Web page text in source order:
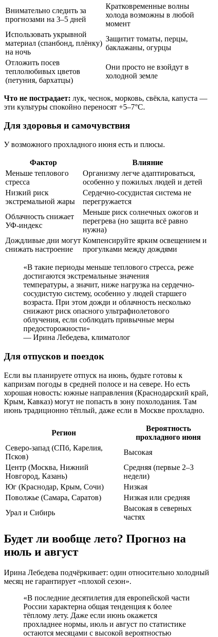
Внимательно следить за
прогнозами на 3–5 дней
Кратковременные волны
холода возможны в любой
момент
Использовать укрывной
материал (спанбонд, плёнку)
на ночь
Защитит томаты, перцы,
баклажаны, огурцы
Отложить посев
теплолюбивых цветов
(петуния, бархатцы)
Они просто не взойдут в
холодной земле
Что не пострадает: лук, чеснок, морковь, свёкла, капуста —
эти культуры спокойно переносят +5–7°C.
Для здоровья и самочувствия
У возможного прохладного июня есть и плюсы.
Фактор
Влияние
Меньше теплового
стресса
Организму легче адаптироваться,
особенно у пожилых людей и детей
Низкий риск
экстремальной жары
Сердечно-сосудистая система не
перегружается
Облачность снижает
УФ-индекс
Меньше риск солнечных ожогов и
перегрева (но защита всё равно
нужна)
Дождливые дни могут
снижать настроение
Компенсируйте ярким освещением и
прогулками между дождями
«В такие периоды меньше теплового стресса, реже
достигаются экстремальные значения
температуры, а значит, ниже нагрузка на сердечно-
сосудистую систему, особенно у людей старшего
возраста. При этом дожди и облачность несколько
снижают риск опасного ультрафиолетового
облучения, если соблюдать привычные меры
предосторожности»
— Ирина Лебедева, климатолог
Для отпусков и поездок
Если вы планируете отпуск на июнь, будьте готовы к
капризам погоды в средней полосе и на севере. Но есть
хорошая новость: южные направления (Краснодарский край,
Крым, Кавказ) могут не попасть в зону похолодания. Там
июнь традиционно тёплый, даже если в Москве прохладно.
Регион
Вероятность
прохладного июня
Северо-запад (СПб, Карелия,
Псков)
Высокая
Центр (Москва, Нижний
Новгород, Казань)
Средняя (первые 2–3
недели)
Юг (Краснодар, Крым, Сочи)
Низкая
Поволжье (Самара, Саратов)
Низкая или средняя
Урал и Сибирь
Высокая в северных
частях
Будет ли вообще лето? Прогноз на
июль и август
Ирина Лебедева подчёркивает: один относительно холодный
месяц не гарантирует «плохой сезон».
«В последние десятилетия для европейской части
России характерна общая тенденция к более
тёплому лету. Даже если июнь окажется
прохладнее нормы, июль и август по статистике
остаются месяцами с высокой вероятностью